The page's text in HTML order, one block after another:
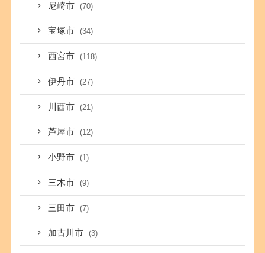
尼崎市 (70)
宝塚市 (34)
西宮市 (118)
伊丹市 (27)
川西市 (21)
芦屋市 (12)
小野市 (1)
三木市 (9)
三田市 (7)
加古川市 (3)